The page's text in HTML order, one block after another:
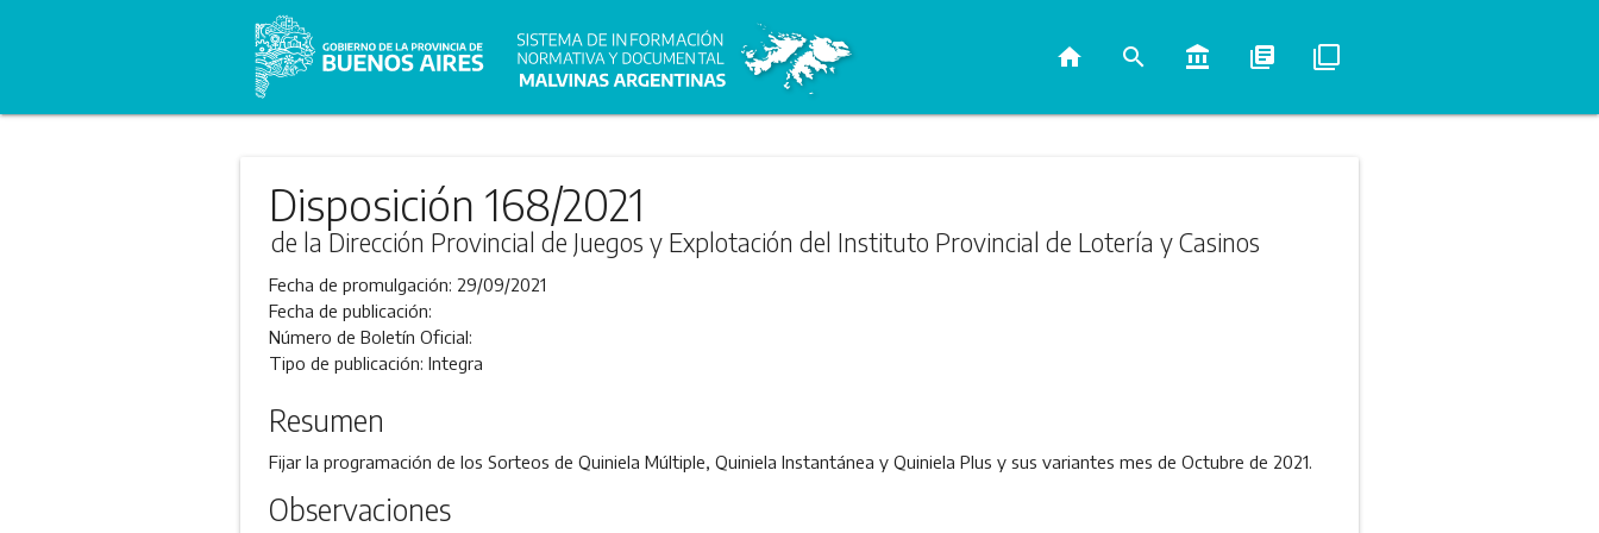
home search account_balance library_books filter_none
Disposición 168/2021
de la Dirección Provincial de Juegos y Explotación del Instituto Provincial de Lotería y Casinos
Fecha de promulgación: 29/09/2021
Fecha de publicación:
Número de Boletín Oficial:
Tipo de publicación: Integra
Resumen
Fijar la programación de los Sorteos de Quiniela Múltiple, Quiniela Instantánea y Quiniela Plus y sus variantes mes de Octubre de 2021.
Observaciones